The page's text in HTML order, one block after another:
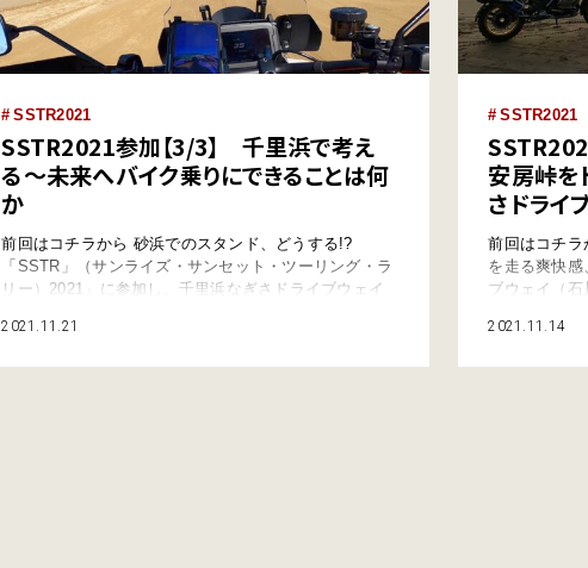
SSTR2021
SSTR2021参加【3/3】 千里浜で考え
る〜未来へバイク乗りにできることは何
か
前回はコチラから 砂浜でのスタンド、どうする!?
「SSTR」（サンライズ・サンセット・ツーリング・ラ
リー）2021」に参加し、千里浜なぎさドライブウェイ
身で定めた日本列島の東海岸、つまり太平洋岸や瀬戸内
2021.11.21
SSTR2021
安房峠を
さドライ
前回はコチ
を走る爽快
ブウェイ（石
グ・ラリー）
2021.11.14